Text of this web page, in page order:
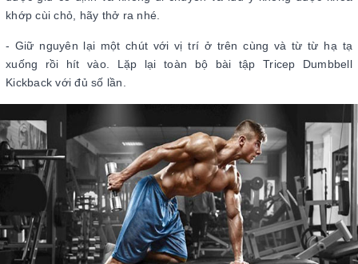
khớp cùi chỏ, hãy thở ra nhé.
- Giữ nguyên lại một chút với vị trí ở trên cùng và từ từ hạ tạ
xuống rồi hít vào. Lặp lại toàn bộ bài tập Tricep Dumbbell
Kickback với đủ số lần.